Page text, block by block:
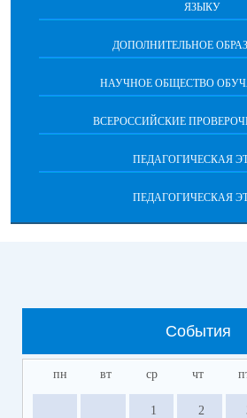
ЯЗЫКУ
ДОПОЛНИТЕЛЬНОЕ
НАУЧНОЕ ОБЩЕСТВО
ВСЕРОССИЙСКИЕ
ПЕДАГОГИЧЕСКАЯ
ПЕДАГОГИЧЕСКАЯ
События
пн вт ср чт
1 2